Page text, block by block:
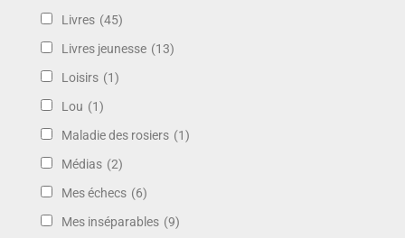
Livres (45)
Livres jeunesse (13)
Loisirs (1)
Lou (1)
Maladie des rosiers (1)
Médias (2)
Mes échecs (6)
Mes inséparables (9)